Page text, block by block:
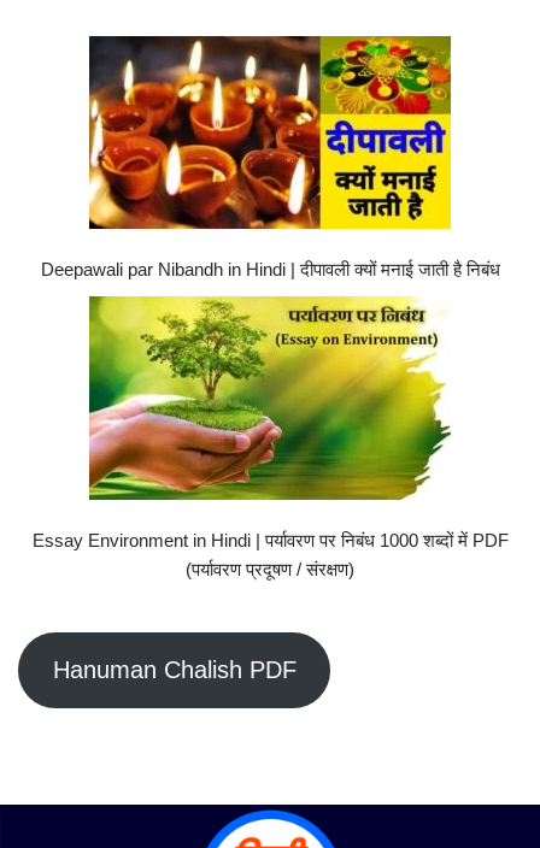
Deepawali par Nibandh in Hindi | दीपावली क्यों मनाई जाती है निबंध
Essay Environment in Hindi | पर्यावरण पर निबंध 1000 शब्दों में PDF
(पर्यावरण प्रदूषण / संरक्षण)
Hanuman Chalish PDF